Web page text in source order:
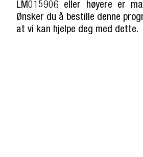
LM015906 eller høyere er
Ønsker du å bestille denne
at vi kan hjelpe deg med dette.